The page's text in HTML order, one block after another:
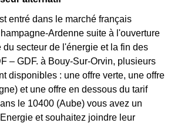
entré dans le marché français
Ardenne suite à l'ouverture
du secteur de l'énergie et la fin des
– GDF. à Bouy-Sur-Orvin, plusieurs
disponibles : une offre verte, une offre
et une offre en dessous du tarif
le 10400 (Aube) vous avez un
et souhaitez joindre leur